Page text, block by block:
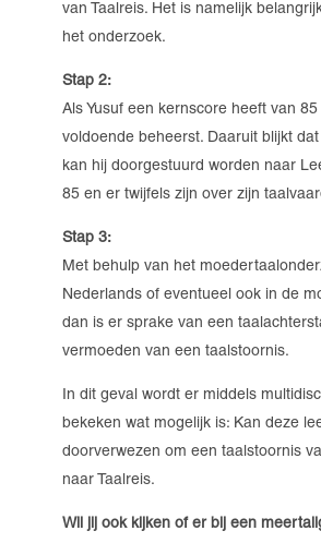
van Taalreis. Het is namelijk
het onderzoek.
Stap 2:
Als Yusuf een kernscore heeft van
voldoende beheerst. Daaruit blijkt
kan hij doorgestuurd worden naar
85 en er twijfels zijn over zijn
Stap 3:
Met behulp van het
Nederlands of eventueel ook in de
dan is er sprake van een
vermoeden van een taalstoornis.
In dit geval wordt er middels
bekeken wat mogelijk is: Kan deze
doorverwezen om een taalstoornis
naar Taalreis.
Wil jij ook kijken of er bij een